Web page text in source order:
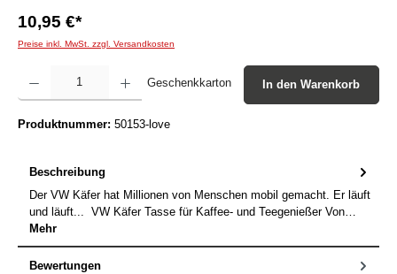
10,95 €*
Preise inkl. MwSt. zzgl. Versandkosten
Produkt Anzahl: Gib den gewünschten Wert ein oder benutze die Schaltflächen um die
Geschenkkarton In den Warenkorb
Produktnummer: 50153-love
Beschreibung
Der VW Käfer hat Millionen von Menschen mobil gemacht. Er läuft
und läuft... VW Käfer Tasse für Kaffee- und Teegenießer Von…
Mehr
Bewertungen